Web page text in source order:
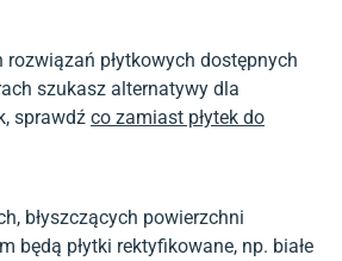
płytkowych dostępnych
szukasz alternatywy dla
sprawdź co zamiast płytek do
błyszczących powierzchni
będą płytki rektyfikowane, np. białe